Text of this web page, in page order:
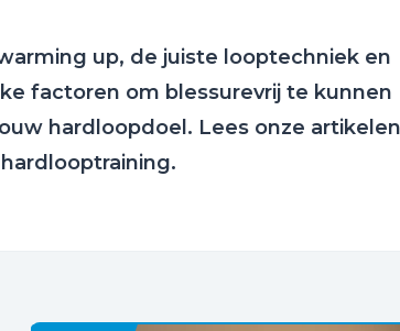
up, de juiste looptechniek en
factoren om blessurevrij te kunnen
hardloopdoel. Lees onze artikelen